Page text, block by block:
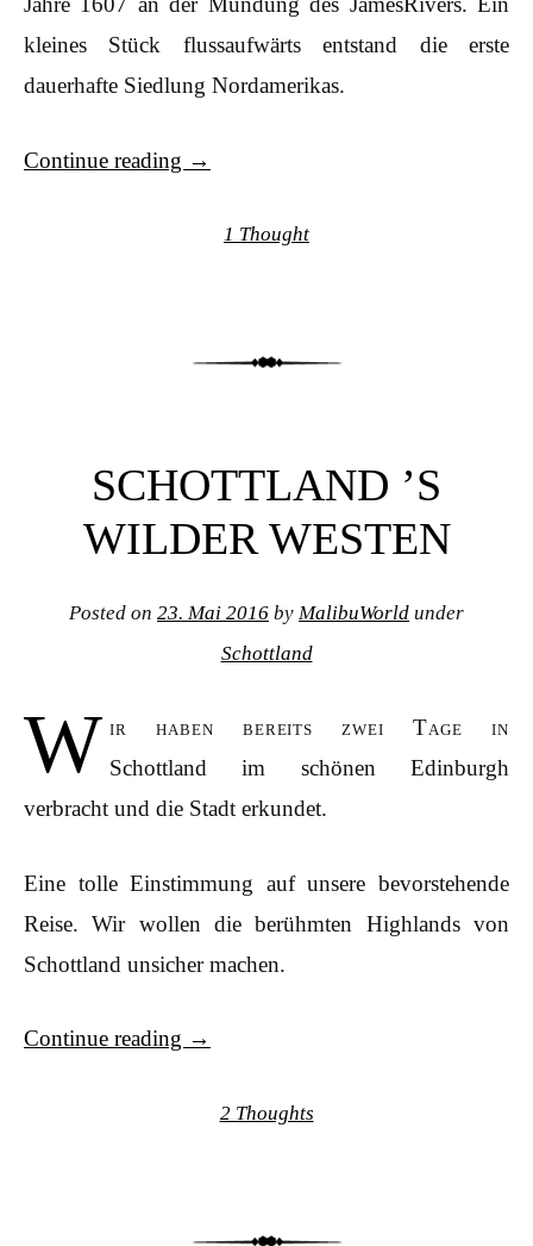
kleines Stück flussaufwärts entstand die erste
dauerhafte Siedlung Nordamerikas.
Continue reading →
1 Thought
SCHOTTLAND ’S
WILDER WESTEN
Posted on 23. Mai 2016 by MalibuWorld under
Schottland
W ir haben bereits zwei Tage in
Schottland im schönen Edinburgh
verbracht und die Stadt erkundet.
Eine tolle Einstimmung auf unsere bevorstehende
Reise. Wir wollen die berühmten Highlands von
Schottland unsicher machen.
Continue reading →
2 Thoughts